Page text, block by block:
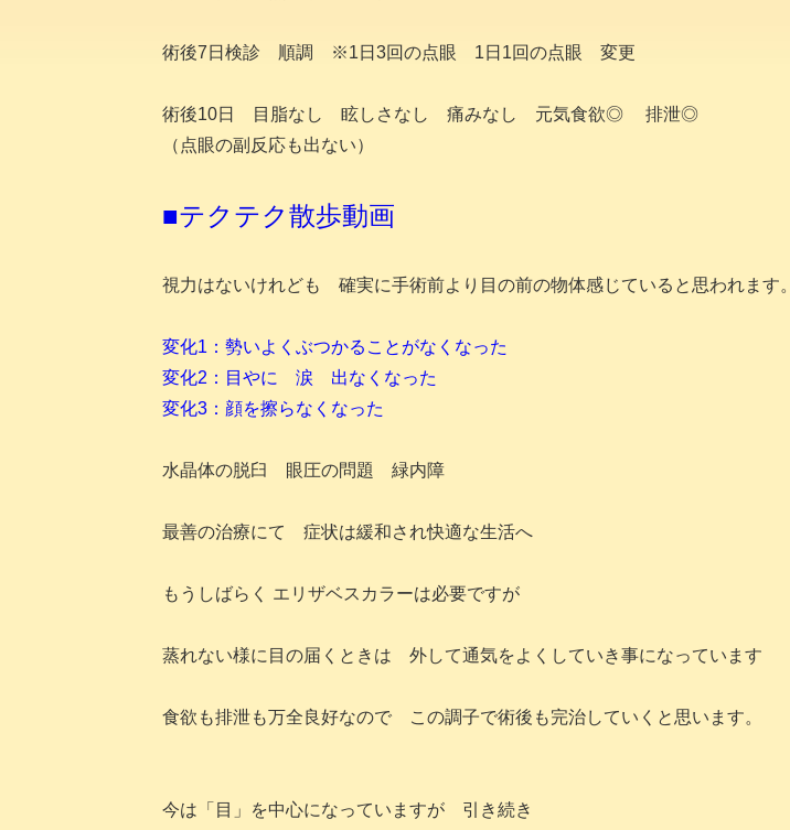
術後7日検診 順調 ※1日3回の点眼 1日1回の点眼 変更
術後10日 目脂なし 眩しさなし 痛みなし 元気食欲◎ 排泄◎
（点眼の副反応も出ない）
■テクテク散歩動画
視力はないけれども 確実に手術前より目の前の物体感じていると思われます。
変化1：勢いよくぶつかることがなくなった
変化2：目やに 涙 出なくなった
変化3：顔を擦らなくなった
水晶体の脱臼 眼圧の問題 緑内障
最善の治療にて 症状は緩和され快適な生活へ
もうしばらく エリザベスカラーは必要ですが
蒸れない様に目の届くときは 外して通気をよくしていき事になっています
食欲も排泄も万全良好なので この調子で術後も完治していくと思います。
今は「目」を中心になっていますが 引き続き